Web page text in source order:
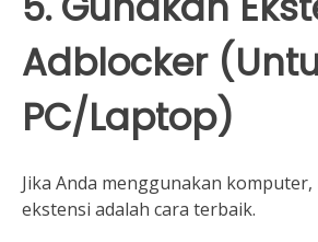
Adblocker
PC/Laptop)
Jika Anda menggunakan
ekstensi adalah cara terbaik.